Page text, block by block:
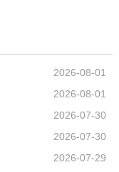
2026-08-01
2026-08-01
2026-07-30
2026-07-30
2026-07-29